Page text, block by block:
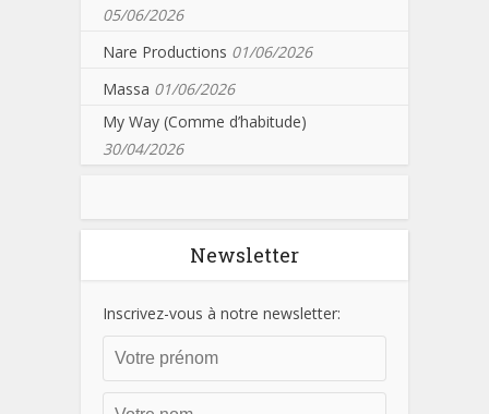
05/06/2026
Nare Productions 01/06/2026
Massa 01/06/2026
My Way (Comme d’habitude)
30/04/2026
Newsletter
Inscrivez-vous à notre newsletter: